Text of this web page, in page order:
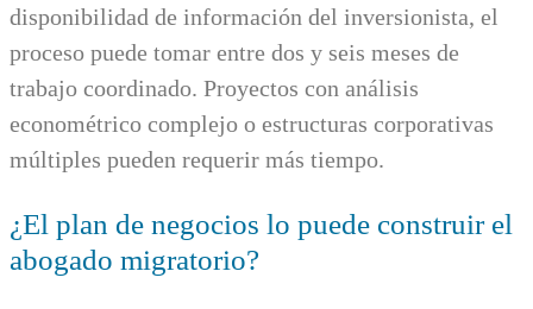
disponibilidad de información del inversionista, el
proceso puede tomar entre dos y seis meses de
trabajo coordinado. Proyectos con análisis
econométrico complejo o estructuras corporativas
múltiples pueden requerir más tiempo.
¿El plan de negocios lo puede construir el
abogado migratorio?